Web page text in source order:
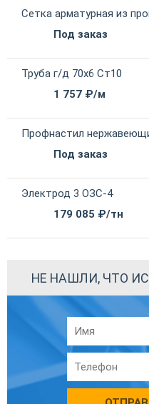
Сетка арматурная из
Под заказ
Труба г/д 70х6 Ст10
1 757 ₽/м
Профнастил
Под заказ
Электрод 3 ОЗС-4
179 085 ₽/тн
НЕ НАШЛИ, ЧТО